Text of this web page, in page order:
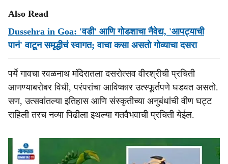
Also Read
Dussehra in Goa: 'वडी' आणि गोडशाचा नैवेद्य, 'आपट्याची
पानं' वाटून समृद्धीचं स्वागत; वाचा कसा असतो गोव्याचा दसरा
पर्ये गावचा रवळनाथ मंदिरातला दसरोत्सव वीरश्रीची प्रचिती
आणण्याबरोबर विधी, परंपरांचा आविष्कार उत्स्फूर्तपणे घडवत असतो.
सण, उत्सवांतल्या इतिहास आणि संस्कृतीच्या अनुबंधांची वीण घट्ट
राहिली तरच नव्या पिढीला इथल्या गतवैभवाची प्रचिती येईल.